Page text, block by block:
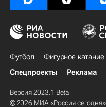
Футбол Фигурное катание
Спецпроекты
Реклама
Версия 2023.1 Beta
© 2026 МИА «Россия сегодня»